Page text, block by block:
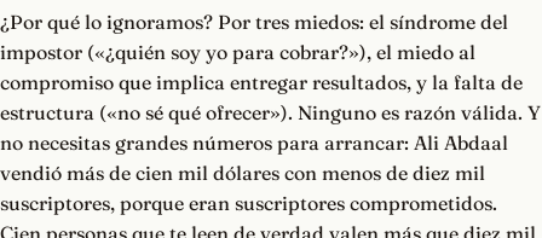
¿Por qué lo ignoramos? Por tres miedos: el síndrome del
impostor («¿quién soy yo para cobrar?»), el miedo al
compromiso que implica entregar resultados, y la falta de
estructura («no sé qué ofrecer»). Ninguno es razón válida. Y
no necesitas grandes números para arrancar: Ali Abdaal
vendió más de cien mil dólares con menos de diez mil
suscriptores, porque eran suscriptores comprometidos.